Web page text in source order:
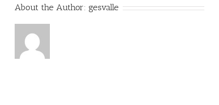
About the Author: gesvalle